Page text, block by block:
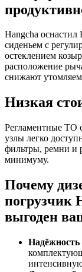
Hangcha
сиденьем с
остеклением
расположение
снижают
Низкая
Регламентные ТО
узлы легко
фильтры, ремни и
минимуму.
Почему
погрузчик
выгоден
Надёжность